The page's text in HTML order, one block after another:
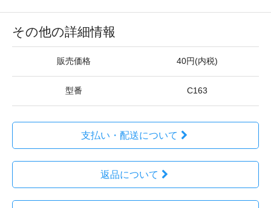
その他の詳細情報
販売価格 40円(内税)
型番 C163
支払い・配送について
返品について